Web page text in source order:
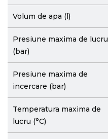
Volum de apa (l)
Presiune maxima de lucru
(bar)
Presiune maxima de
incercare (bar)
Temperatura maxima de
lucru (°C)